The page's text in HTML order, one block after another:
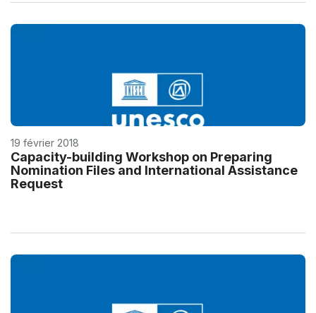
19 février 2018
Capacity-building Workshop on Preparing
Nomination Files and International Assistance
Request